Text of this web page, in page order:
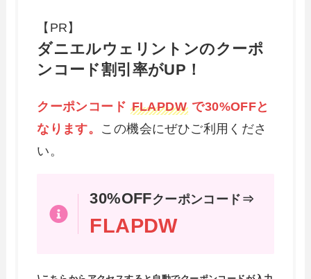
【PR】
ダニエルウェリントンのクーポ
ンコード割引率がUP！
クーポンコード FLAPDWで30%OFFと
なります。 この機会にぜひご利用くださ
い。
30%OFFクーポンコード⇒
FLAPDW